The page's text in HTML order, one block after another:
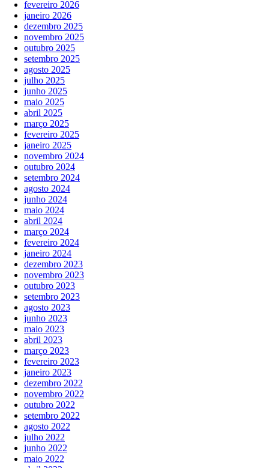
fevereiro 2026
janeiro 2026
dezembro 2025
novembro 2025
outubro 2025
setembro 2025
agosto 2025
julho 2025
junho 2025
maio 2025
abril 2025
março 2025
fevereiro 2025
janeiro 2025
novembro 2024
outubro 2024
setembro 2024
agosto 2024
junho 2024
maio 2024
abril 2024
março 2024
fevereiro 2024
janeiro 2024
dezembro 2023
novembro 2023
outubro 2023
setembro 2023
agosto 2023
junho 2023
maio 2023
abril 2023
março 2023
fevereiro 2023
janeiro 2023
dezembro 2022
novembro 2022
outubro 2022
setembro 2022
agosto 2022
julho 2022
junho 2022
maio 2022